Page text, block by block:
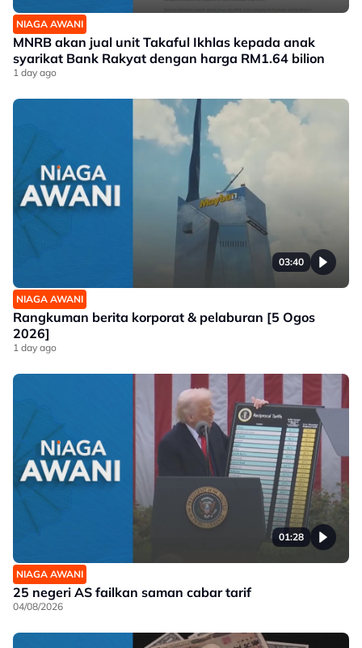
NIAGA AWANI
MNRB akan jual unit Takaful Ikhlas kepada anak
syarikat Bank Rakyat dengan harga RM1.64 bilion
1 day ago
03:40
NIAGA AWANI
Rangkuman berita korporat & pelaburan [5 Ogos
2026]
1 day ago
01:28
NIAGA AWANI
25 negeri AS failkan saman cabar tarif
04/08/2026